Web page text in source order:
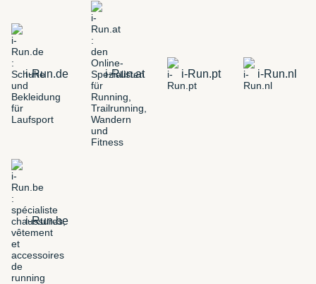
i-Run.de i-Run.at i-Run.pt i-Run.nl
i-Run.be